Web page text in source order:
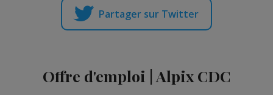
Partager sur Twitter
Offre d'emploi | Alpix CDC